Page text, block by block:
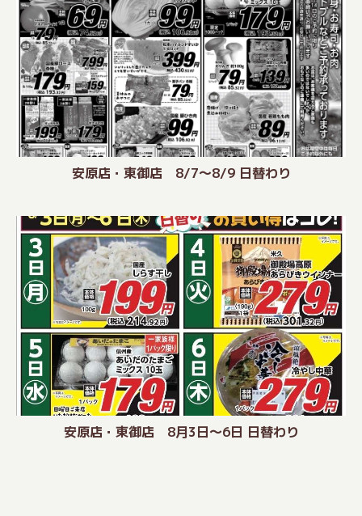
安原店・東御店 8/7〜8/9 日替わり
安原店・東御店 8月3日〜6日 日替わり